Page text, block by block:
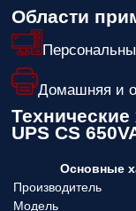
Области
Домашняя и
Технические
UPS CS
Основные
Производитель
Модель